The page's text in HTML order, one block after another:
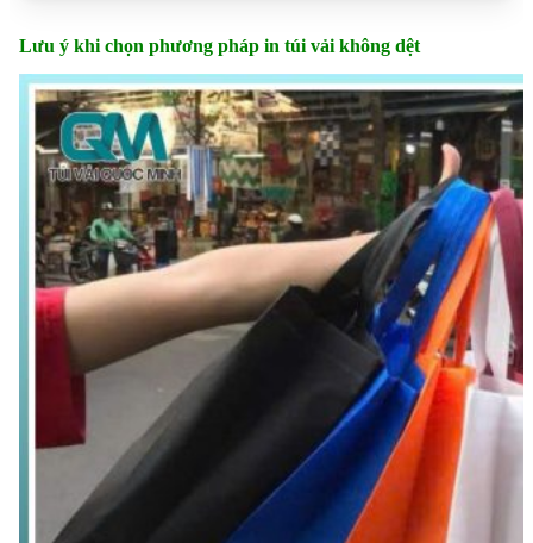
Lưu ý khi chọn phương pháp in túi vải không dệt